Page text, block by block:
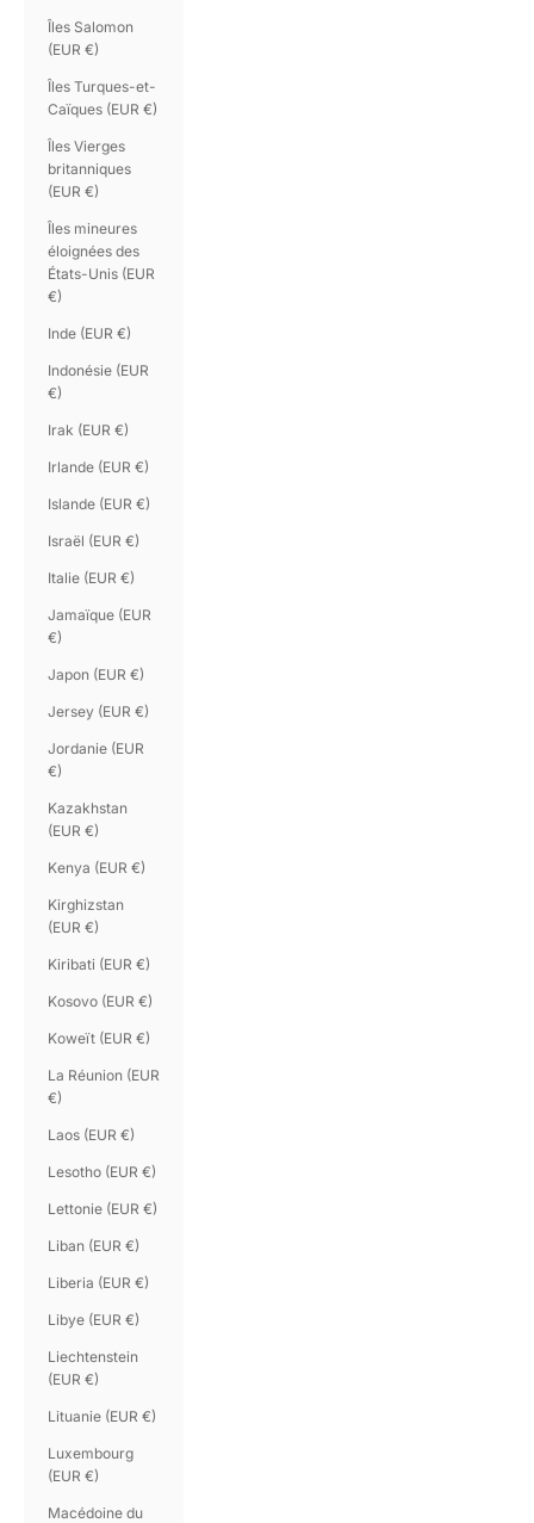
Îles Salomon
(EUR €)
Îles Turques-et-
Caïques (EUR €)
Îles Vierges
britanniques
(EUR €)
Îles mineures
éloignées des
États-Unis (EUR
€)
Inde (EUR €)
Indonésie (EUR
€)
Irak (EUR €)
Irlande (EUR €)
Islande (EUR €)
Israël (EUR €)
Italie (EUR €)
Jamaïque (EUR
€)
Japon (EUR €)
Jersey (EUR €)
Jordanie (EUR
€)
Kazakhstan
(EUR €)
Kenya (EUR €)
Kirghizstan
(EUR €)
Kiribati (EUR €)
Kosovo (EUR €)
Koweït (EUR €)
La Réunion (EUR
€)
Laos (EUR €)
Lesotho (EUR €)
Lettonie (EUR €)
Liban (EUR €)
Liberia (EUR €)
Libye (EUR €)
Liechtenstein
(EUR €)
Lituanie (EUR €)
Luxembourg
(EUR €)
Macédoine du